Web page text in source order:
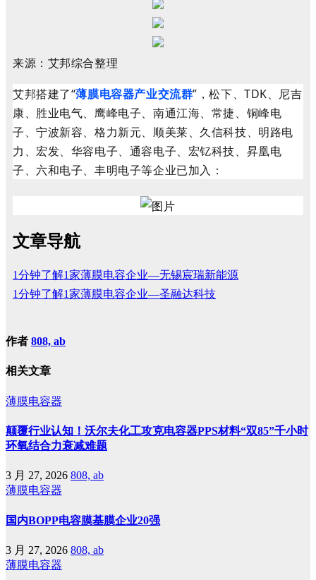
来源：艾邦综合整理
艾邦搭建了“薄膜电容器产业交流群”，松下、TDK、尼吉
康、胜业电气、 鹰峰电子、南通江海、常捷、 铜峰电
子、宁波新容、格力新元、顺美莱、久信科技、 明路电
力、宏发、华容电子、 通容电子、 宏钇科技、 昇凰电
子、 六和电子、丰明电子等企业已加入：
文章导航
1分钟了解1家薄膜电容企业—无锡宸瑞新能源
1分钟了解1家薄膜电容企业—圣融达科技
作者 808, ab
相关文章
薄膜电容器
颠覆行业认知！沃尔夫化工攻克电容器PPS材料“双85”千小时
环氧结合力衰减难题
3 月 27, 2026 808, ab
薄膜电容器
国内BOPP电容膜基膜企业20强
3 月 27, 2026 808, ab
薄膜电容器